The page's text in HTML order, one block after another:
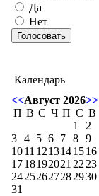
Да
Нет
Календарь
<<Август 2026>>
П В С Ч П С В
1
2
3 4 5 6 7 8 9
1011 1213141516
1718192021 22 23
24252627282930
31